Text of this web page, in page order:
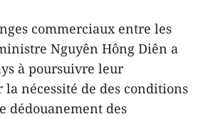
commerciaux entre les
Nguyên Hông Diên a
à poursuivre leur
nécessité de des conditions
dédouanement des